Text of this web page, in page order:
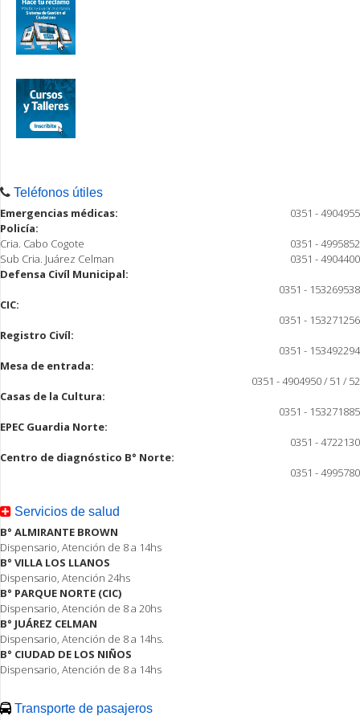
Teléfonos útiles
Emergencias médicas:
0351 - 4904955
Policía:
Cria. Cabo Cogote
0351 - 4995852
Sub Cria. Juárez Celman
0351 - 4904400
Defensa Civíl Municipal:
0351 - 153269538
CIC:
0351 - 153271256
Registro Civíl:
0351 - 153492294
Mesa de entrada:
0351 - 4904950 / 51 / 52
Casas de la Cultura:
0351 - 153271885
EPEC Guardia Norte:
0351 - 4722130
Centro de diagnóstico B° Norte:
0351 - 4995780
Servicios de salud
B° ALMIRANTE BROWN
Dispensario, Atención de 8 a 14hs
B° VILLA LOS LLANOS
Dispensario, Atención 24hs
B° PARQUE NORTE (CIC)
Dispensario, Atención de 8 a 20hs
B° JUÁREZ CELMAN
Dispensario, Atención de 8 a 14hs.
B° CIUDAD DE LOS NIÑOS
Dispensario, Atención de 8 a 14hs
Transporte de pasajeros